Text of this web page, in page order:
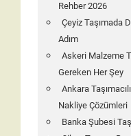
Rehber 2026
Çeyiz Taşımada
Adım
Askeri Malzeme
Gereken Her Şey
Ankara
Nakliye Çözümleri
Banka Şubesi